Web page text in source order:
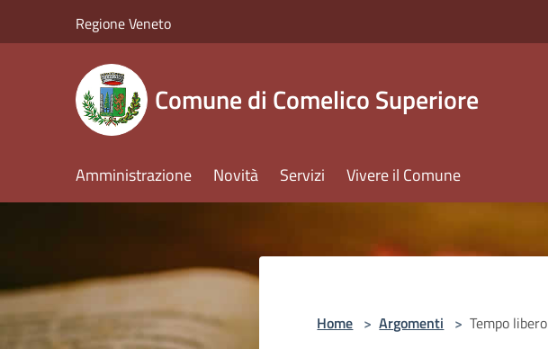
Regione Veneto
Comune di Comelico Superiore
Amministrazione Novità Servizi Vivere il Comune
Home > Argomenti > Tempo libero